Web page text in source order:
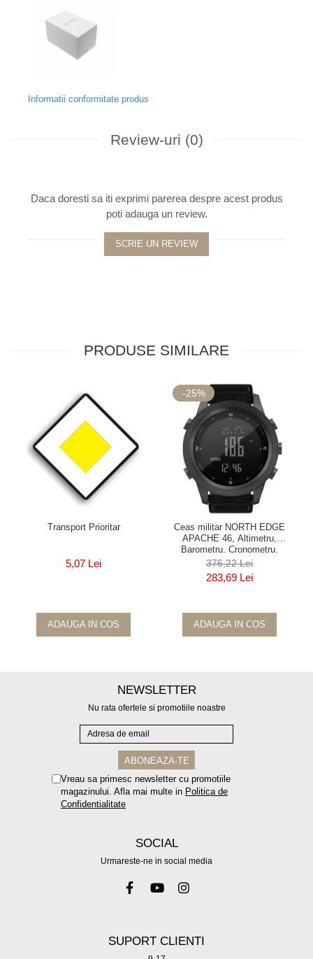
Informatii conformitate produs
Review-uri (0)
Daca doresti sa iti exprimi parerea despre acest produs
poti adauga un review.
SCRIE UN REVIEW
PRODUSE SIMILARE
Transport Prioritar
5,07 Lei
ADAUGA IN COS
-25%
Ceas militar NORTH EDGE
APACHE 46, Altimetru,
Barometru, Cronometru,
Termometru, Pedometru, Busola
376,22 Lei
283,69 Lei
ADAUGA IN COS
NEWSLETTER
Nu rata ofertele si promotiile noastre
Vreau sa primesc newsletter cu promotiile
magazinului. Afla mai multe in Politica de
Confidentialitate
SOCIAL
Urmareste-ne in social media
SUPORT CLIENTI